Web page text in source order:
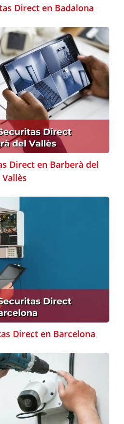
Direct en Badalona
Direct en Barberà del
Vallès
Direct en Barcelona